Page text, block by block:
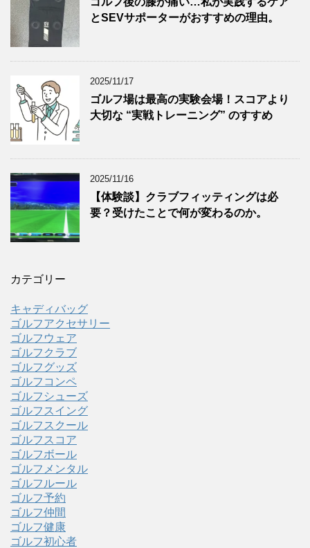
とSEVサポーターがおすすめの理由。
2025/11/17
ゴルフ場は最高の実験会場！スコアより
大切な “実戦トレーニング” のすすめ
2025/11/16
【体験談】クラブフィッティングは必
要？受けたことで何が変わるのか。
カテゴリー
キャディバッグ
ゴルフアクセサリー
ゴルフウェア
ゴルフクラブ
ゴルフグッズ
ゴルフコンペ
ゴルフシューズ
ゴルフスイング
ゴルフスクール
ゴルフスコア
ゴルフボール
ゴルフメンタル
ゴルフルール
ゴルフ予約
ゴルフ仲間
ゴルフ健康
ゴルフ初心者